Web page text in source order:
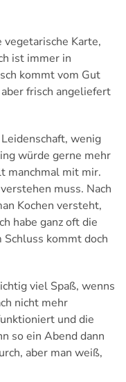
vegetarische Karte,
ist immer in
kommt vom Gut
frisch angeliefert
wenig
würde gerne mehr
manchmal mit mir.
muss. Nach
Kochen versteht,
habe ganz oft die
Schluss kommt doch
viel Spaß, wenns
nicht mehr
und die
so ein Abend dann
aber man weiß,